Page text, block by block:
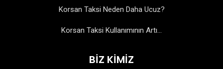
Korsan Taksi Neden Daha Ucuz?
Korsan Taksi Kullanımının Artı...
BİZ KİMİZ